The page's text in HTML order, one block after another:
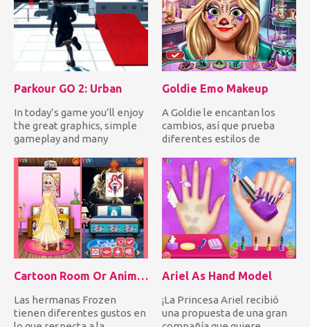
Parkour GO 2: Urban
In today’s game you’ll enjoy
the great graphics, simple
gameplay and many
Goldie Emo Makeup
A Goldie le encantan los
cambios, así que prueba
diferentes estilos de
crea...
Cartoon Room Or Anime Room
Las hermanas Frozen
tienen diferentes gustos en
Ariel As Hand Model
¡La Princesa Ariel recibió
una propuesta de una gran